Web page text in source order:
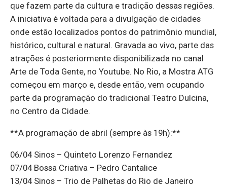
que fazem parte da cultura e tradição dessas regiões.
A iniciativa é voltada para a divulgação de cidades
onde estão localizados pontos do patrimônio mundial,
histórico, cultural e natural. Gravada ao vivo, parte das
atrações é posteriormente disponibilizada no canal
Arte de Toda Gente, no Youtube. No Rio, a Mostra ATG
começou em março e, desde então, vem ocupando
parte da programação do tradicional Teatro Dulcina,
no Centro da Cidade.
**A programação de abril (sempre às 19h):**
06/04 Sinos – Quinteto Lorenzo Fernandez
07/04 Bossa Criativa – Pedro Cantalice
13/04 Sinos – Trio de Palhetas do Rio de Janeiro